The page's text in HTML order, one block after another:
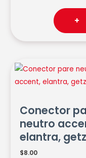
+
Conector
neutro
elantra, getz
$8.00
Conector
elantra,
getz
cantidad